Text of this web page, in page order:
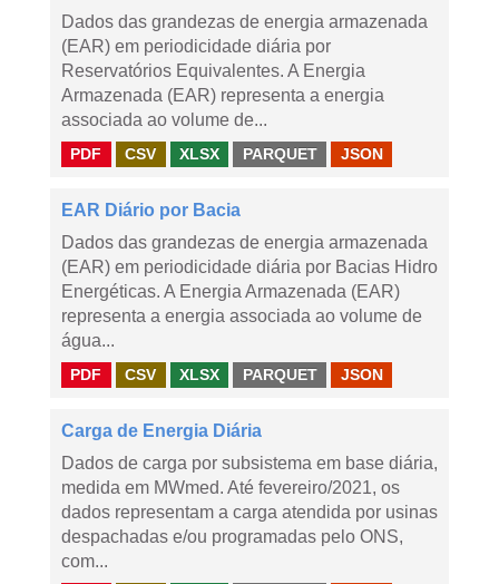
Dados das grandezas de energia armazenada
(EAR) em periodicidade diária por
Reservatórios Equivalentes. A Energia
Armazenada (EAR) representa a energia
associada ao volume de...
PDF CSV XLSX PARQUET JSON
EAR Diário por Bacia
Dados das grandezas de energia armazenada
(EAR) em periodicidade diária por Bacias Hidro
Energéticas. A Energia Armazenada (EAR)
representa a energia associada ao volume de
água...
PDF CSV XLSX PARQUET JSON
Carga de Energia Diária
Dados de carga por subsistema em base diária,
medida em MWmed. Até fevereiro/2021, os
dados representam a carga atendida por usinas
despachadas e/ou programadas pelo ONS,
com...